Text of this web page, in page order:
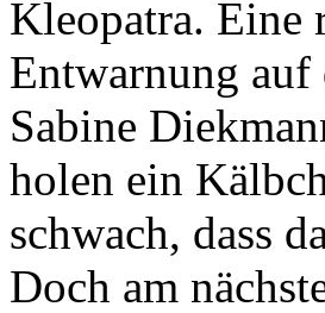
Kleopatra. Eine
Entwarnung
Sabine
holen ein
schwach, dass
Doch am